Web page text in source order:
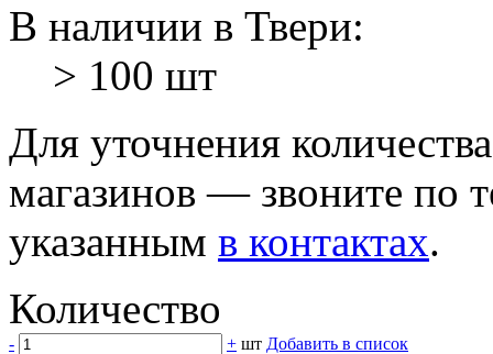
В наличии в Твери:
> 100 шт
Для уточнения
магазинов — звоните по
указанным в контактах.
Количество
- + шт Добавить в список